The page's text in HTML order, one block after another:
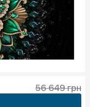
56 649 грн